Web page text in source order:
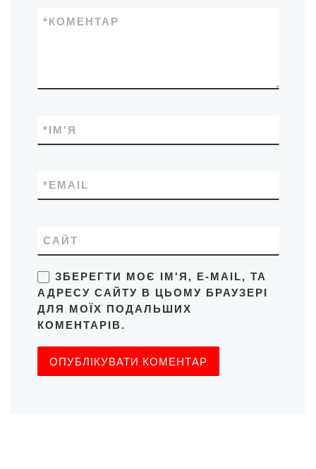
КОМЕНТАР
*
ІМ'Я
*
EMAIL
*
САЙТ
ЗБЕРЕГТИ МОЄ ІМ'Я, E-MAIL, ТА
АДРЕСУ САЙТУ В ЦЬОМУ БРАУЗЕРІ
ДЛЯ МОЇХ ПОДАЛЬШИХ
КОМЕНТАРІВ.